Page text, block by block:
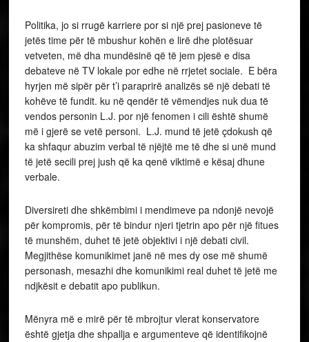
Politika, jo si rrugë karriere por si një prej pasioneve të
jetës time për të mbushur kohën e lirë dhe plotësuar
vetveten, më dha mundësinë që të jem pjesë e disa
debateve në TV lokale por edhe në rrjetet sociale. E bëra
hyrjen më sipër për t’i paraprirë analizës së një debati të
kohëve të fundit. ku në qendër të vëmendjes nuk dua të
vendos personin L.J. por një fenomen i cili është shumë
më i gjerë se vetë personi. L.J. mund të jetë çdokush që
ka shfaqur abuzim verbal të njëjtë me të dhe si unë mund
të jetë secili prej jush që ka qenë viktimë e kësaj dhune
verbale.
Diversireti dhe shkëmbimi i mendimeve pa ndonjë nevojë
për kompromis, për të bindur njeri tjetrin apo për një fitues
të munshëm, duhet të jetë objektivi i një debati civil.
Megjithëse komunikimet janë në mes dy ose më shumë
personash, mesazhi dhe komunikimi real duhet të jetë me
ndjkësit e debatit apo publikun.
Mënyra më e mirë për të mbrojtur vlerat konservatore
është gjetja dhe shpallja e argumenteve që identifikojnë